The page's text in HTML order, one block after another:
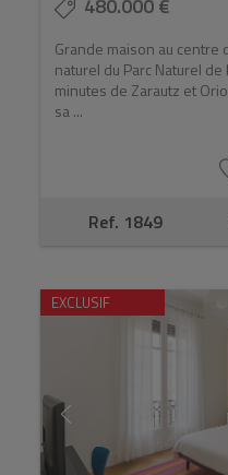
480.000 €
Grande maison au centre
naturel du Parc Naturel
minutes de Zarautz et
sa ...
Ref. 1849
EXCLUSIF